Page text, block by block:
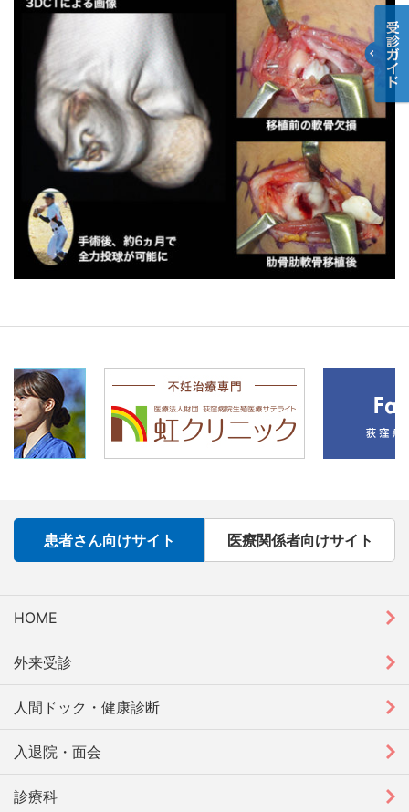
患者さん向けサイト 医療関係者向けサイト
HOME
外来受診
人間ドック・健康診断
入退院・面会
診療科